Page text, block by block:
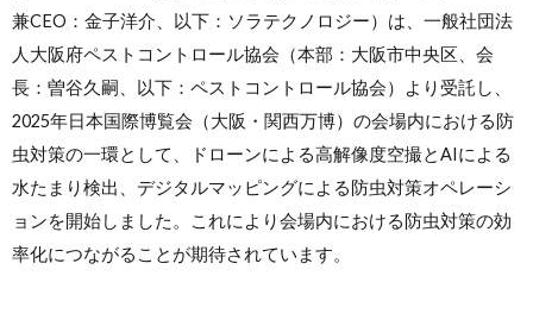
兼CEO：金子洋介、以下：ソラテクノロジー）は、一般社団法
人大阪府ペストコントロール協会（本部：大阪市中央区、会
長：曽谷久嗣、以下：ペストコントロール協会）より受託し、
2025年日本国際博覧会（大阪・関西万博）の会場内における防
虫対策の一環として、ドローンによる高解像度空撮とAIによる
水たまり検出、デジタルマッピングによる防虫対策オペレーシ
ョンを開始しました。これにより会場内における防虫対策の効
率化につながることが期待されています。